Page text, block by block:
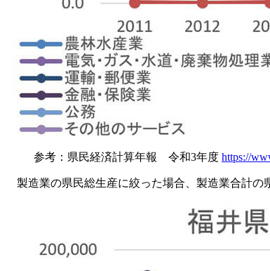
参考：県民経済計算年報 令和3年度 https://
製造業の県民総生産に絞った場合、製造業合計の